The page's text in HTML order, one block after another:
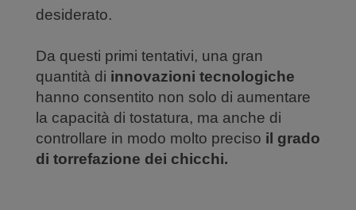
desiderato.
Da questi primi tentativi, una gran
quantità di innovazioni tecnologiche
hanno consentito non solo di aumentare
la capacità di tostatura, ma anche di
controllare in modo molto preciso il grado
di torrefazione dei chicchi.